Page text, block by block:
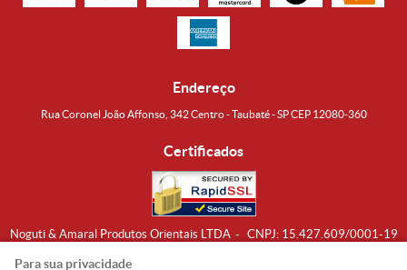
Endereço
Rua Coronel João Affonso, 342 Centro - Taubaté - SP CEP 12080-360
Certificados
Noguti & Amaral Produtos Orientais LTDA CNPJ: 15.427.609/0001-19
Para sua privacidade